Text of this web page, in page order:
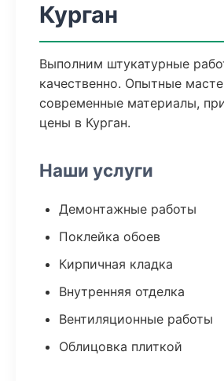
Курган
Выполним штукатурные
качественно. Опытные
современные материалы,
цены в Курган.
Наши услуги
Демонтажные работы
Поклейка обоев
Кирпичная кладка
Внутренняя отделка
Вентиляционные работы
Облицовка плиткой